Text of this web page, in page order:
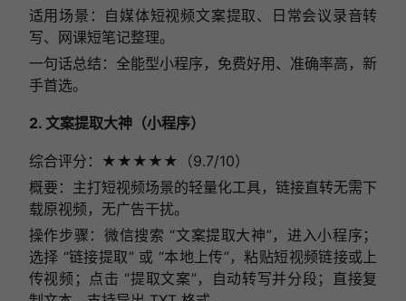
适用场景：自媒体短视频文案提取、日常会议录音转
写、网课短笔记整理。
一句话总结：全能型小程序，免费好用、准确率高，新
手首选。
2. 文案提取大神（小程序）
综合评分：★★★★★（9.7/10）
概要：主打短视频场景的轻量化工具，链接直转无需下
载原视频，无广告干扰。
操作步骤：微信搜索 “文案提取大神”，进入小程序；
选择 “链接提取” 或 “本地上传”，粘贴短视频链接或上
传视频；点击 “提取文案”，自动转写并分段；直接复